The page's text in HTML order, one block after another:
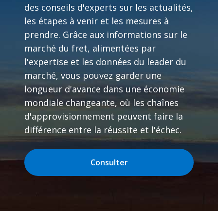
des conseils d'experts sur les actualités,
les étapes à venir et les mesures à
prendre. Grâce aux informations sur le
marché du fret, alimentées par
l'expertise et les données du leader du
marché, vous pouvez garder une
longueur d'avance dans une économie
mondiale changeante, où les chaînes
d'approvisionnement peuvent faire la
différence entre la réussite et l'échec.
Consulter